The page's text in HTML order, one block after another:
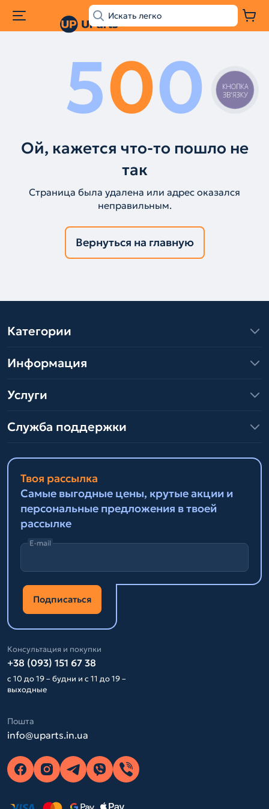
500
Ой, кажется что-то пошло не
так
Страница была удалена или адрес оказался
неправильным.
Вернуться на главную
Категории
Информация
Услуги
Служба поддержки
Твоя рассылка
Самые выгодные цены, крутые акции и
персональные предложения в твоей
рассылке
E-mail
Подписаться
Консультация и покупки
+38 (093) 151 67 38
с 10 до 19 – будни и с 11 до 19 –
выходные
Пошта
info@uparts.in.ua
КНОПКА
ЗВ'ЯЗКУ